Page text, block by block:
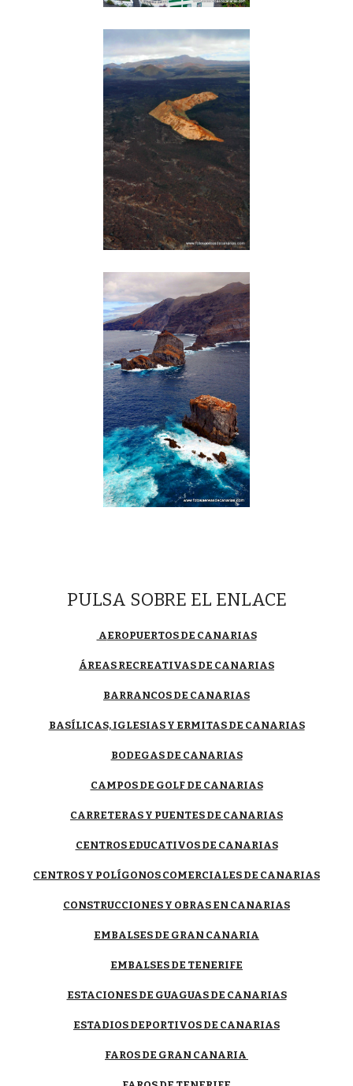
PULSA SOBRE EL ENLACE
AEROPUERTOS DE CANARIAS
ÁREAS RECREATIVAS DE CANARIAS
BARRANCOS DE CANARIAS
BASÍLICAS, IGLESIAS Y ERMITAS DE CANARIAS
BODEGAS DE CANARIAS
CAMPOS DE GOLF DE CANARIAS
CARRETERAS Y PUENTES DE CANARIAS
CENTROS EDUCATIVOS DE CANARIAS
CENTROS Y POLÍGONOS COMERCIALES DE CANARIAS
CONSTRUCCIONES Y OBRAS EN CANARIAS
EMBALSES DE GRAN CANARIA
EMBALSES DE TENERIFE
ESTACIONES DE GUAGUAS DE CANARIAS
ESTADIOS DEPORTIVOS DE CANARIAS
FAROS DE GRAN CANARIA